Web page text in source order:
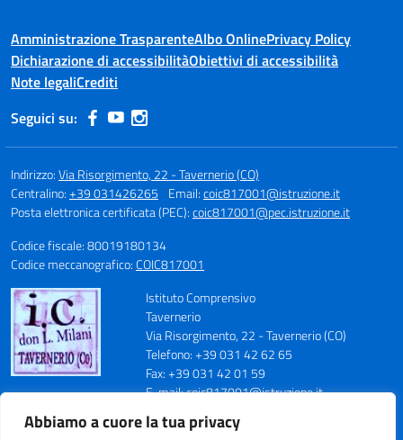
Abbiamo a cuore la tua privacy
Amministrazione TrasparenteAlbo OnlinePrivacy Policy
Dichiarazione di accessibilitàObiettivi di accessibilità
Note legaliCrediti
Seguici su:
Indirizzo:Via Risorgimento, 22 - Tavernerio (CO)
Centralino:+39 031426265 Email:coic817001@istruzione.it
Posta elettronica certificata (PEC):coic817001@pec.istruzione.it
Codice fiscale: 80019180134
Codice meccanografico:COIC817001
Istituto Comprensivo
Tavernerio
Via Risorgimento, 22 - Tavernerio (CO)
Telefono: +39 031 42 62 65
Fax: +39 031 42 01 59
E-mail: coic817001@istruzione.it
Codice Meccanografico: COIC817001